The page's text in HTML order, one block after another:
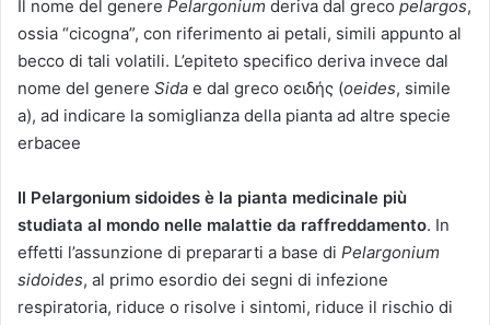
Il nome del genere Pelargonium deriva dal greco pelargos,
ossia “cicogna”, con riferimento ai petali, simili appunto al
becco di tali volatili. L’epiteto specifico deriva invece dal
nome del genere Sida e dal greco οειδής (oeides, simile
a), ad indicare la somiglianza della pianta ad altre specie
erbacee
Il Pelargonium sidoides è la pianta medicinale più
studiata al mondo nelle malattie da raffreddamento. In
effetti l’assunzione di prepararti a base di Pelargonium
sidoides, al primo esordio dei segni di infezione
respiratoria, riduce o risolve i sintomi, riduce il rischio di